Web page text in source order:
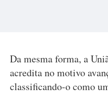
Da mesma forma, a
acredita no motivo
classificando-o como